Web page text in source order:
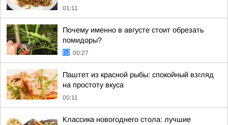
01:11
Почему именно в августе стоит обрезать
помидоры?
00:27
Паштет из красной рыбы: спокойный взгляд
на простоту вкуса
00:11
Классика новогоднего стола: лучшие